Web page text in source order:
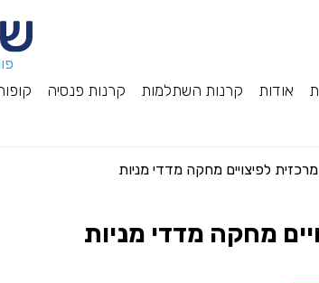
אודות קרנות השתלמות קרנות פנסיה
לפיצויים מחקה מדדי מניות
מחקה מדדי מניות